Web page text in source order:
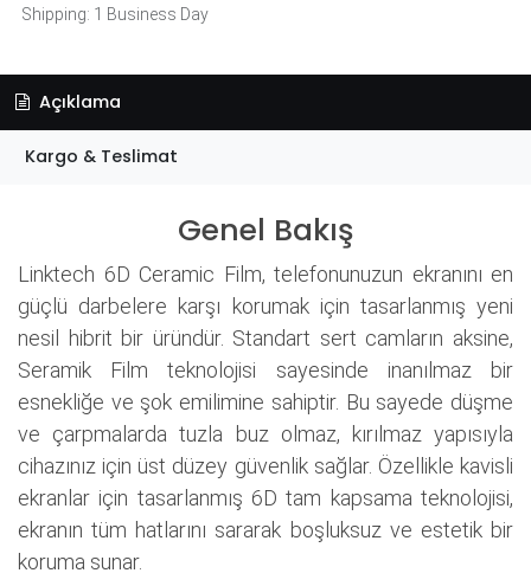
Shipping: 1 Business Day
Açıklama
Kargo & Teslimat
Genel Bakış
Linktech 6D Ceramic Film, telefonunuzun ekranını en
güçlü darbelere karşı korumak için tasarlanmış yeni
nesil hibrit bir üründür. Standart sert camların aksine,
Seramik Film teknolojisi sayesinde inanılmaz bir
esnekliğe ve şok emilimine sahiptir. Bu sayede düşme
ve çarpmalarda tuzla buz olmaz, kırılmaz yapısıyla
cihazınız için üst düzey güvenlik sağlar. Özellikle kavisli
ekranlar için tasarlanmış 6D tam kapsama teknolojisi,
ekranın tüm hatlarını sararak boşluksuz ve estetik bir
koruma sunar.